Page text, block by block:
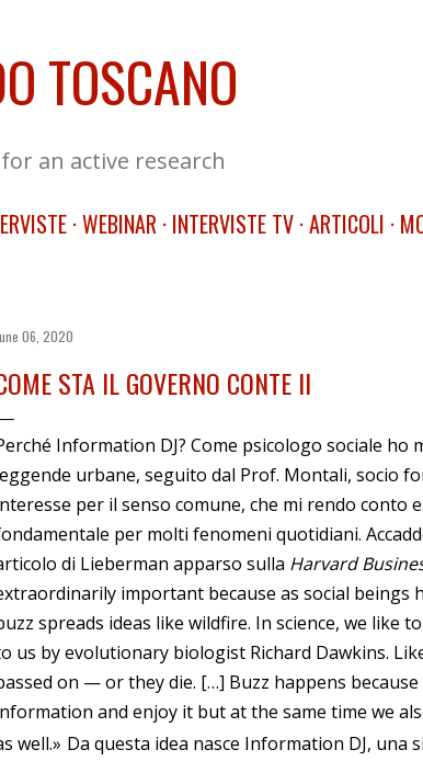
TOSCANO
an active research
WEBINAR INTERVISTE TV ARTICOLI
06, 2020
STA IL GOVERNO CONTE II
Information DJ? Come psicologo sociale ho
urbane, seguito dal Prof. Montali, socio
per il senso comune, che mi rendo conto
per molti fenomeni quotidiani.
di Lieberman apparso sulla Harvard
important because as social beings
spreads ideas like wildfire. In science, we like
us by evolutionary biologist Richard Dawkins.
on — or they die. […] Buzz happens because
and enjoy it but at the same time we
well.» Da questa idea nasce Information DJ, una